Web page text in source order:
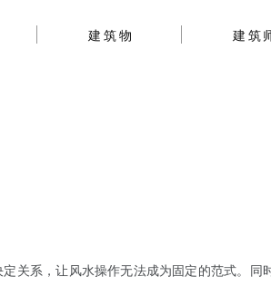
建筑物 建筑
关系，让风水操作无法成为固定的范式。同